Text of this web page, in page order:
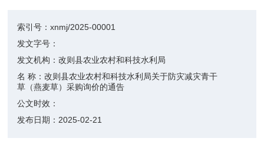
索引号：xnmj/2025-00001
发文字号：
发文机构：改则县农业农村和科技水利局
名 称：改则县农业农村和科技水利局关于防灾减灾青干
草（燕麦草）采购询价的通告
公文时效：
发布日期： 2025-02-21